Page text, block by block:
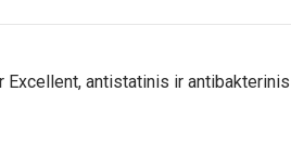
antistatinis ir